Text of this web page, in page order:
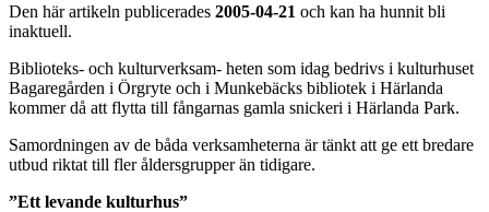
Den här artikeln publicerades 2005-04-21 och kan ha hunnit bli
inaktuell.
Biblioteks- och kulturverksam- heten som idag bedrivs i kulturhuset
Bagaregården i Örgryte och i Munkebäcks bibliotek i Härlanda
kommer då att flytta till fångarnas gamla snickeri i Härlanda Park.
Samordningen av de båda verksamheterna är tänkt att ge ett bredare
utbud riktat till fler åldersgrupper än tidigare.
”Ett levande kulturhus”